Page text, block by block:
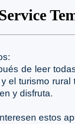
de leer
el turismo
y disfruta.
estos